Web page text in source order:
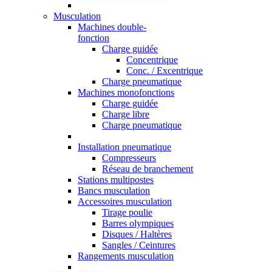
Musculation
Machines double-
fonction
Charge guidée
Concentrique
Conc. / Excentrique
Charge pneumatique
Machines monofonctions
Charge guidée
Charge libre
Charge pneumatique
Installation pneumatique
Compresseurs
Réseau de branchement
Stations multipostes
Bancs musculation
Accessoires musculation
Tirage poulie
Barres olympiques
Disques / Haltères
Sangles / Ceintures
Rangements musculation